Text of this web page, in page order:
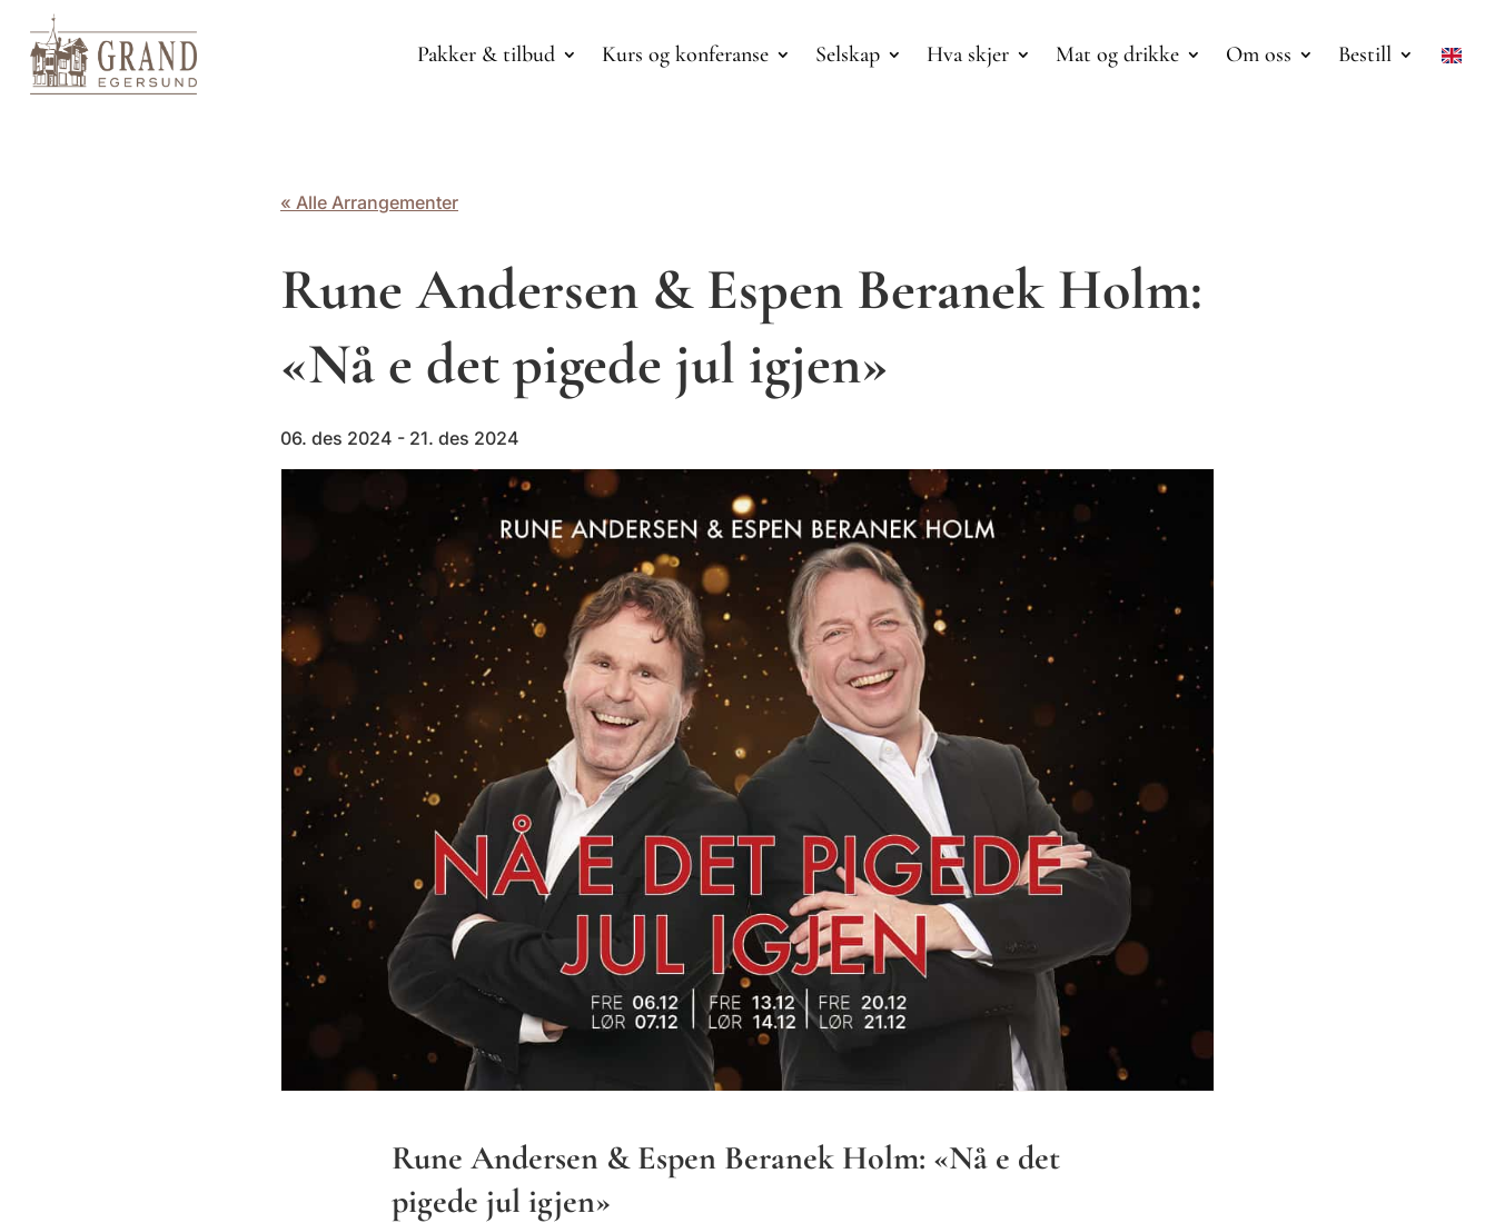
Pakker & tilbud Kurs og konferanse Selskap Hva skjer Mat og drikke Om oss Bestill
« Alle Arrangementer
Rune Andersen & Espen Beranek Holm:
«Nå e det pigede jul igjen»
06. des 2024 - 21. des 2024
Rune Andersen & Espen Beranek Holm: «Nå e det
pigede jul igjen»